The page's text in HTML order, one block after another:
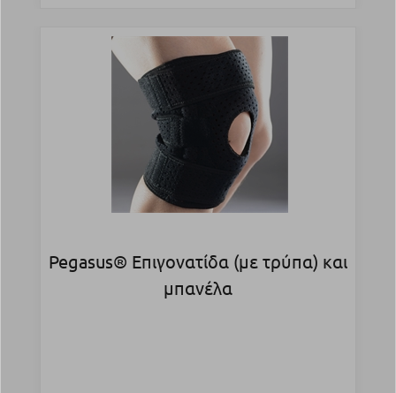
Pegasus® Επιγονατίδα (με τρύπα) και
μπανέλα